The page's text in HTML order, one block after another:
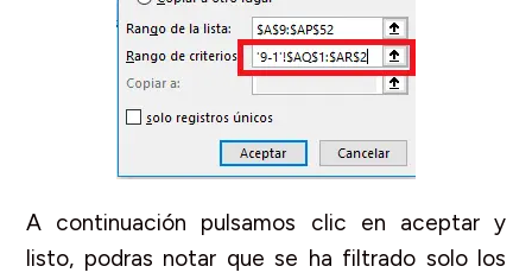
A continuación pulsamos clic en aceptar y
listo, podras notar que se ha filtrado solo los